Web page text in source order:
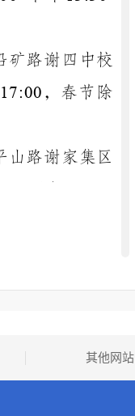
矿路谢四中校
，春节除
山路谢家集区
点击
文 关键
其他网站